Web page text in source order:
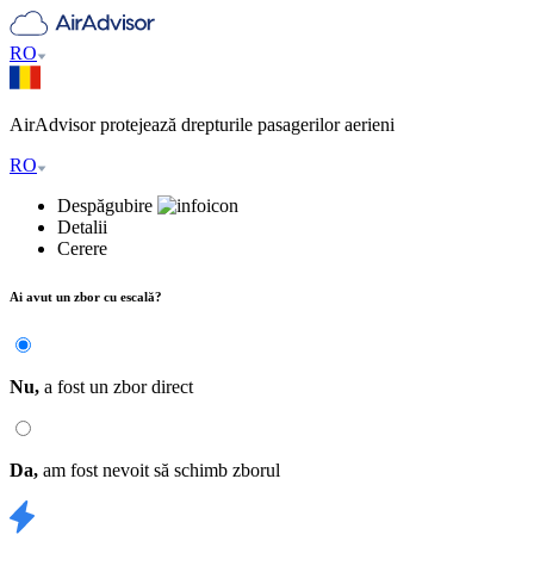
RO
AirAdvisor protejează drepturile pasagerilor aerieni
RO
Despăgubire
Detalii
Cerere
Ai avut un zbor cu escală?
Nu, a fost un zbor direct
Da, am fost nevoit să schimb zborul